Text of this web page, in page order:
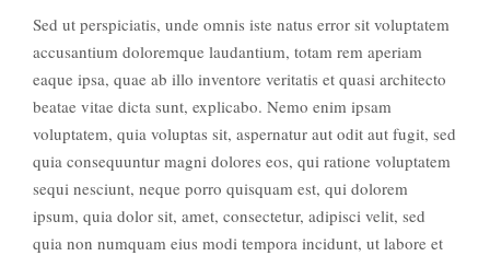
Sed ut perspiciatis, unde omnis iste natus error sit voluptatem
accusantium doloremque laudantium, totam rem aperiam
eaque ipsa, quae ab illo inventore veritatis et quasi architecto
beatae vitae dicta sunt, explicabo. Nemo enim ipsam
voluptatem, quia voluptas sit, aspernatur aut odit aut fugit, sed
quia consequuntur magni dolores eos, qui ratione voluptatem
sequi nesciunt, neque porro quisquam est, qui dolorem
ipsum, quia dolor sit, amet, consectetur, adipisci velit, sed
quia non numquam eius modi tempora incidunt, ut labore et